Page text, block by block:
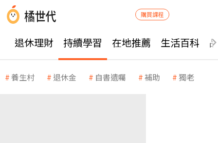
購買課程
退休理財 持續學習 在地推薦 生活百科
養生村 退休金 自書遺囑 補助 獨老